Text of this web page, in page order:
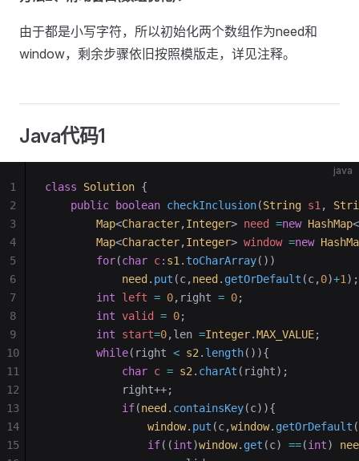
由于都是小写字符，所以初始化两个数组作为need和
window，剩余步骤依旧按照模版走，详见注释。
Java代码1
java
class Solution {
    public
boolean checkInclusion(String s1 ,
        Map
<Character,Integer> need =new HashMap
        Map
<Character,Integer> window =new
        for
(char c: s1 .toCharArray())
            need
. put (c,need . getOrDefault (c,0)+1 );
        int
left = 0,right = 0;
        int
valid = 0;
        int
start=0,len =Integer.MAX_VALUE;
        while
(right < s2 . length()){
            char
c = s2 . charAt (right);
            right++;
            if
(need . containsKey(c)){
                window
. put (c,window. getOrDefault
                if
((int)window. get (c) ==(int)
1
2
3
4
5
6
7
8
9
10
11
12
13
14
15